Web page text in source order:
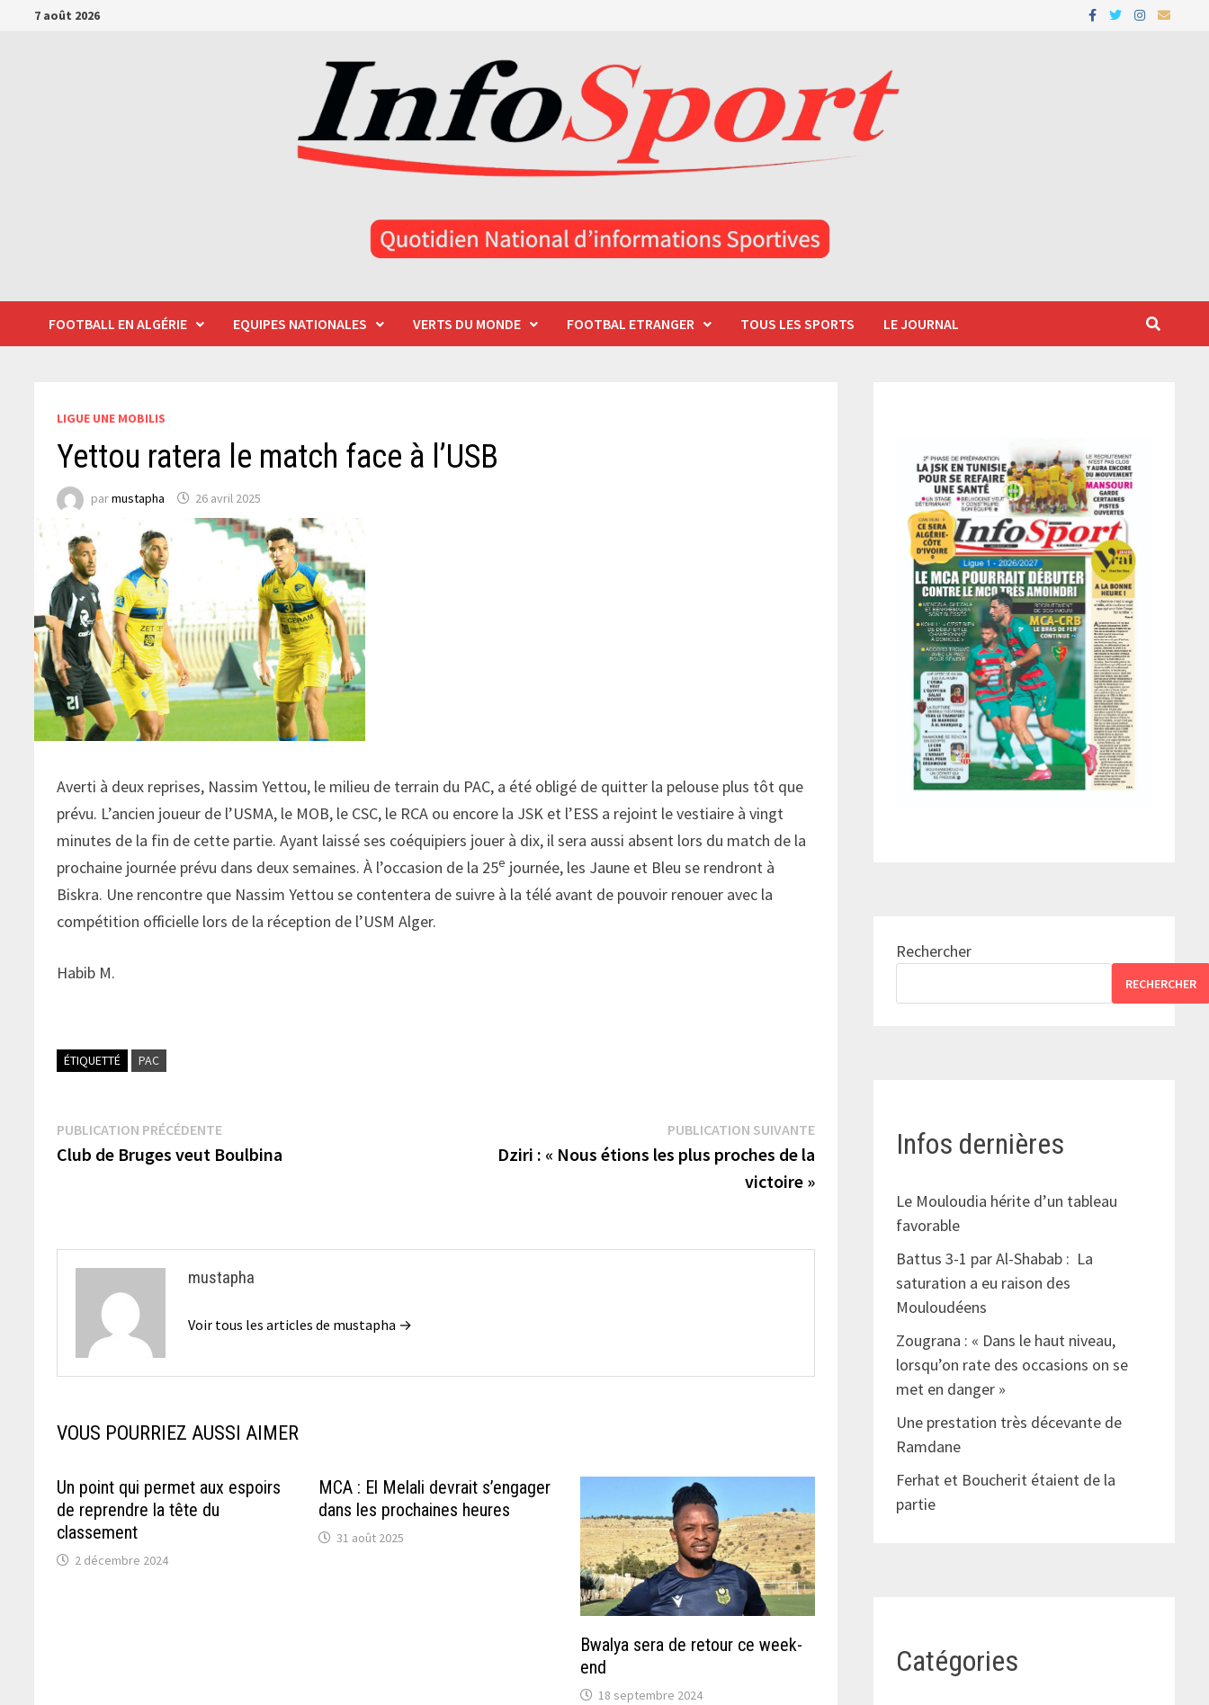
Passer7 août 2026
FOOTBALL EN ALGÉRIE EQUIPES NATIONALES VERTS DU MONDE FOOTBAL ETRANGER TOUS LES SPORTS LE JOURNAL
LIGUE UNE MOBILIS
Yettou ratera le match face à l’USB
parmustapha 26 avril 2025
Averti à deux reprises, Nassim Yettou, le milieu de terrain du PAC, a été obligé de quitter la pelouse plus tôt que
prévu. L’ancien joueur de l’USMA, le MOB, le CSC, le RCA ou encore la JSK et l’ESS a rejoint le vestiaire à vingt
minutes de la fin de cette partie. Ayant laissé ses coéquipiers jouer à dix, il sera aussi absent lors du match de la
prochaine journée prévu dans deux semaines. À l’occasion de la 25e journée, les Jaune et Bleu se rendront à
Biskra. Une rencontre que Nassim Yettou se contentera de suivre à la télé avant de pouvoir renouer avec la
compétition officielle lors de la réception de l’USM Alger.
Habib M.
ÉTIQUETTÉ PAC
Navigation
de
PUBLICATION PRÉCÉDENTEPublication
précédente :
Club de Bruges veut Boulbina
PUBLICATION SUIVANTEPublication
suivante :
Dziri : « Nous étions les plus proches de la
victoire »
mustapha
Voir tous les articles de mustapha →
VOUS POURRIEZ AUSSI AIMER
Un point qui permet aux espoirs
de reprendre la tête du
classement
2 décembre 2024
MCA : El Melali devrait s’engager
dans les prochaines heures
31 août 2025
Bwalya sera de retour ce week-
end
18 septembre 2024
Rechercher
RECHERCHER
Infos dernières
Le Mouloudia hérite d’un tableau
favorable
Battus 3-1 par Al-Shabab : La
saturation a eu raison des
Mouloudéens
Zougrana : « Dans le haut niveau,
lorsqu’on rate des occasions on se
met en danger »
Une prestation très décevante de
Ramdane
Ferhat et Boucherit étaient de la
partie
Catégories